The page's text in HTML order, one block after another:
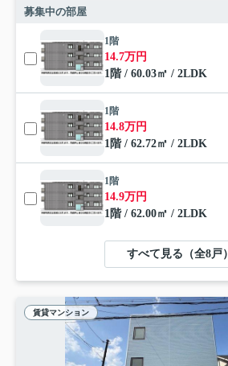
募集中の部屋
1階
14.7万円
1階 / 60.03㎡ / 2LDK
1階
14.8万円
1階 / 62.72㎡ / 2LDK
1階
14.9万円
1階 / 62.00㎡ / 2LDK
すべて見る（全8戸）
賃貸マンション